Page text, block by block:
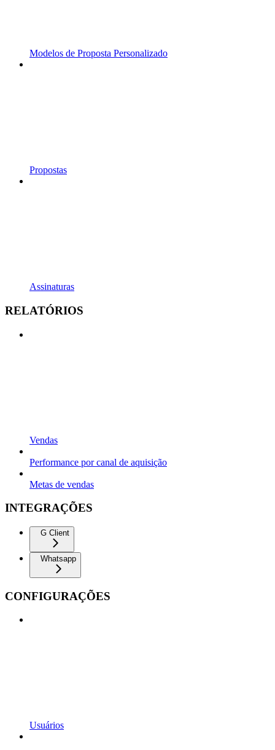
Modelos de Proposta Personalizado
Propostas
Assinaturas
RELATÓRIOS
Vendas
Performance por canal de aquisição
Metas de vendas
INTEGRAÇÕES
G Client
Whatsapp
CONFIGURAÇÕES
Usuários